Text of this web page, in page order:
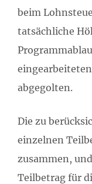
beim
tatsächliche
abgegolten.
Die zu
einzelnen
zusammen,
Teilbetrag für